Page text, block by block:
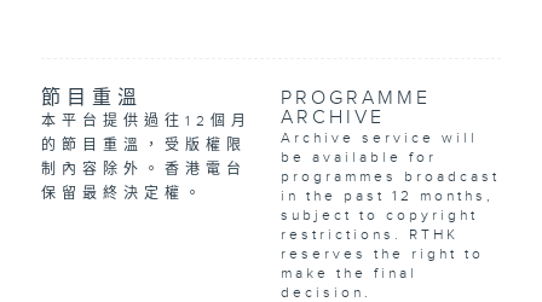
節目重溫
本平台提供過往12個月
的節目重溫，受版權限
制內容除外。香港電台
保留最終決定權。
PROGRAMME
ARCHIVE
Archive service will
be available for
programmes broadcast
in the past 12 months,
subject to copyright
restrictions. RTHK
reserves the right to
make the final
decision.